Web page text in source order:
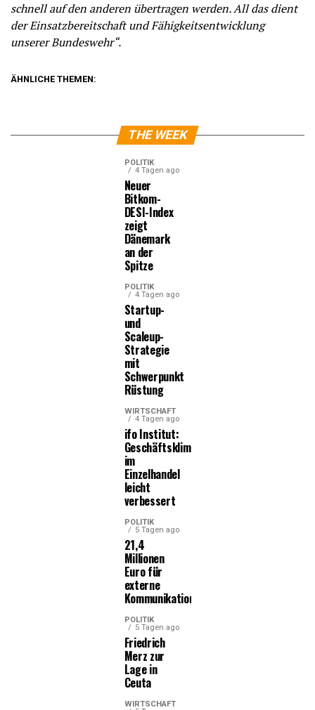
schnell auf den anderen übertragen werden. All das dient
der Einsatzbereitschaft und Fähigkeitsentwicklung
unserer Bundeswehr“.
ÄHNLICHE THEMEN:
THE WEEK
POLITIK
4 Tagen ago
Neuer
Bitkom-
DESI-Index
zeigt
Dänemark
an der
Spitze
POLITIK
4 Tagen ago
Startup-
und
Scaleup-
Strategie
mit
Schwerpunkt
Rüstung
WIRTSCHAFT
4 Tagen ago
ifo Institut:
Geschäftsklima
im
Einzelhandel
leicht
verbessert
POLITIK
5 Tagen ago
21,4
Millionen
Euro für
externe
Kommunikationsleistungen
POLITIK
5 Tagen ago
Friedrich
Merz zur
Lage in
Ceuta
WIRTSCHAFT